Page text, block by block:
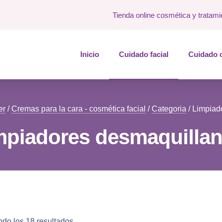
Tienda online cosmética y
Inicio Cuidado facial Cuidado
/Cremas para la cara - cosmética facial /Categoria /